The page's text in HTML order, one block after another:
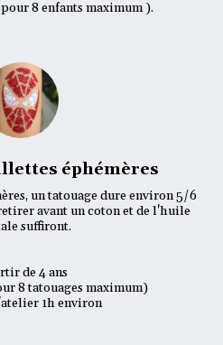
8 enfants maximum ).
éphémères
un tatouage dure environ 5/6
avant un coton et de l'huile
suffiront.
de 4 ans
8 tatouages maximum)
1h environ